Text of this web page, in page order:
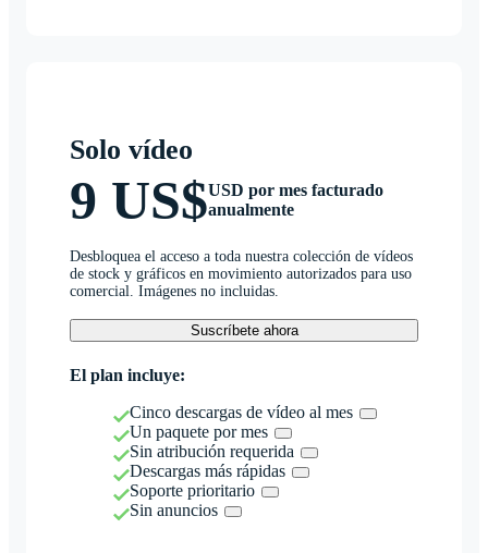
Solo vídeo
9 US$USD por mes facturado
anualmente
Desbloquea el acceso a toda nuestra colección de vídeos
de stock y gráficos en movimiento autorizados para uso
comercial. Imágenes no incluidas.
Suscríbete ahora
El plan incluye:
Cinco descargas de vídeo al mes
Un paquete por mes
Sin atribución requerida
Descargas más rápidas
Soporte prioritario
Sin anuncios